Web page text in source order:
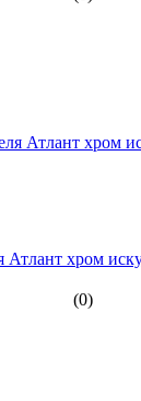
Атлант хром
(0)